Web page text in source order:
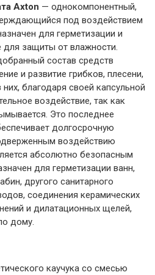
Axton — однокомпонентный,
под воздействием
для герметизации и
защиты от влажности.
состав средств
и развитие грибков, плесени,
благодаря своей капсульной
воздействие, так как
Это последнее
долгосрочную
воздействию
абсолютно безопасным
для герметизации ванн,
другого санитарного
соединения керамических
и дилатационных щелей,
дому.
каучука со смесью
отделочных работ